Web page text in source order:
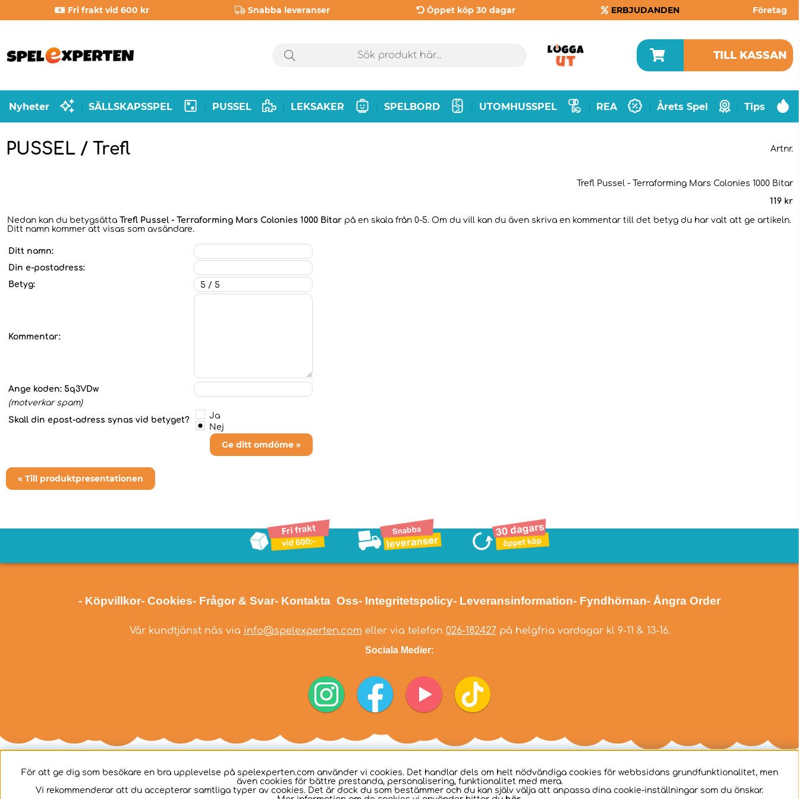
Fri frakt vid 600 kr Snabba leveranser Öppet köp 30 dagar ERBJUDANDEN Företag
TILL KASSAN
Nyheter SÄLLSKAPSSPEL PUSSEL LEKSAKER SPELBORD UTOMHUSSPEL REA Årets Spel Tips
PUSSEL / Trefl Artnr.
Trefl Pussel - Terraforming Mars Colonies 1000 Bitar
119 kr
Nedan kan du betygsätta Trefl Pussel - Terraforming Mars Colonies 1000 Bitar på en skala från 0-5. Om du vill kan du även skriva en kommentar till det betyg du har valt att ge artikeln.
Ditt namn kommer att visas som avsändare.
Ditt namn:
Din e-postadress:
Betyg:
Kommentar:
Ange koden: 5q3VDw
(motverkar spam)
Skall din epost-adress synas vid betyget?
Ja
Nej
Ge ditt omdöme »
« Till produktpresentationen
- Köpvillkor- Cookies- Frågor & Svar- Kontakta Oss- Integritetspolicy- Leveransinformation- Fyndhörnan- Ångra Order
Vår kundtjänst nås via info@spelexperten.com eller via telefon 026-182427på helgfria vardagar kl 9-11 & 13-16.
Sociala Medier:
För att ge dig som besökare en bra upplevelse på spelexperten.com använder vi cookies. Det handlar dels om helt nödvändiga cookies för webbsidans grundfunktionalitet, men
även cookies för bättre prestanda, personalisering, funktionalitet med mera.
Vi rekommenderar att du accepterar samtliga typer av cookies. Det är dock du som bestämmer och du kan själv välja att anpassa dina cookie-inställningar som du önskar.